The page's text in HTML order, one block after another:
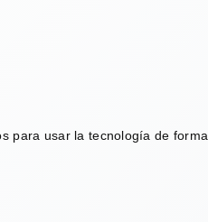
para usar la tecnología de forma